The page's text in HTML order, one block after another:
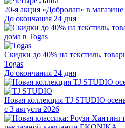
20-я акция «Добролап» в
До окончания 24 дня
Скидки до 40% на текстиль,
Togas
До окончания 24 дня
Новая коллекция TJ STUDIO
с 3 августа 2026